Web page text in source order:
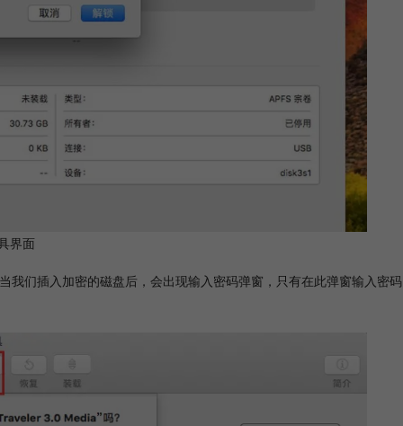
界面
我们插入加密的磁盘后，会出现输入密码弹窗，只有在此弹窗输入密码